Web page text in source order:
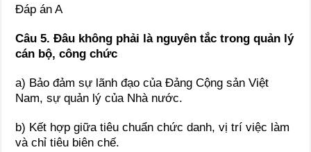
Đáp án A
Câu 5. Đâu không phải là nguyên tắc trong quản lý
cán bộ, công chức
a) Bảo đảm sự lãnh đạo của Đảng Cộng sản Việt
Nam, sự quản lý của Nhà nước.
b) Kết hợp giữa tiêu chuẩn chức danh, vị trí việc làm
và chỉ tiêu biên chế.